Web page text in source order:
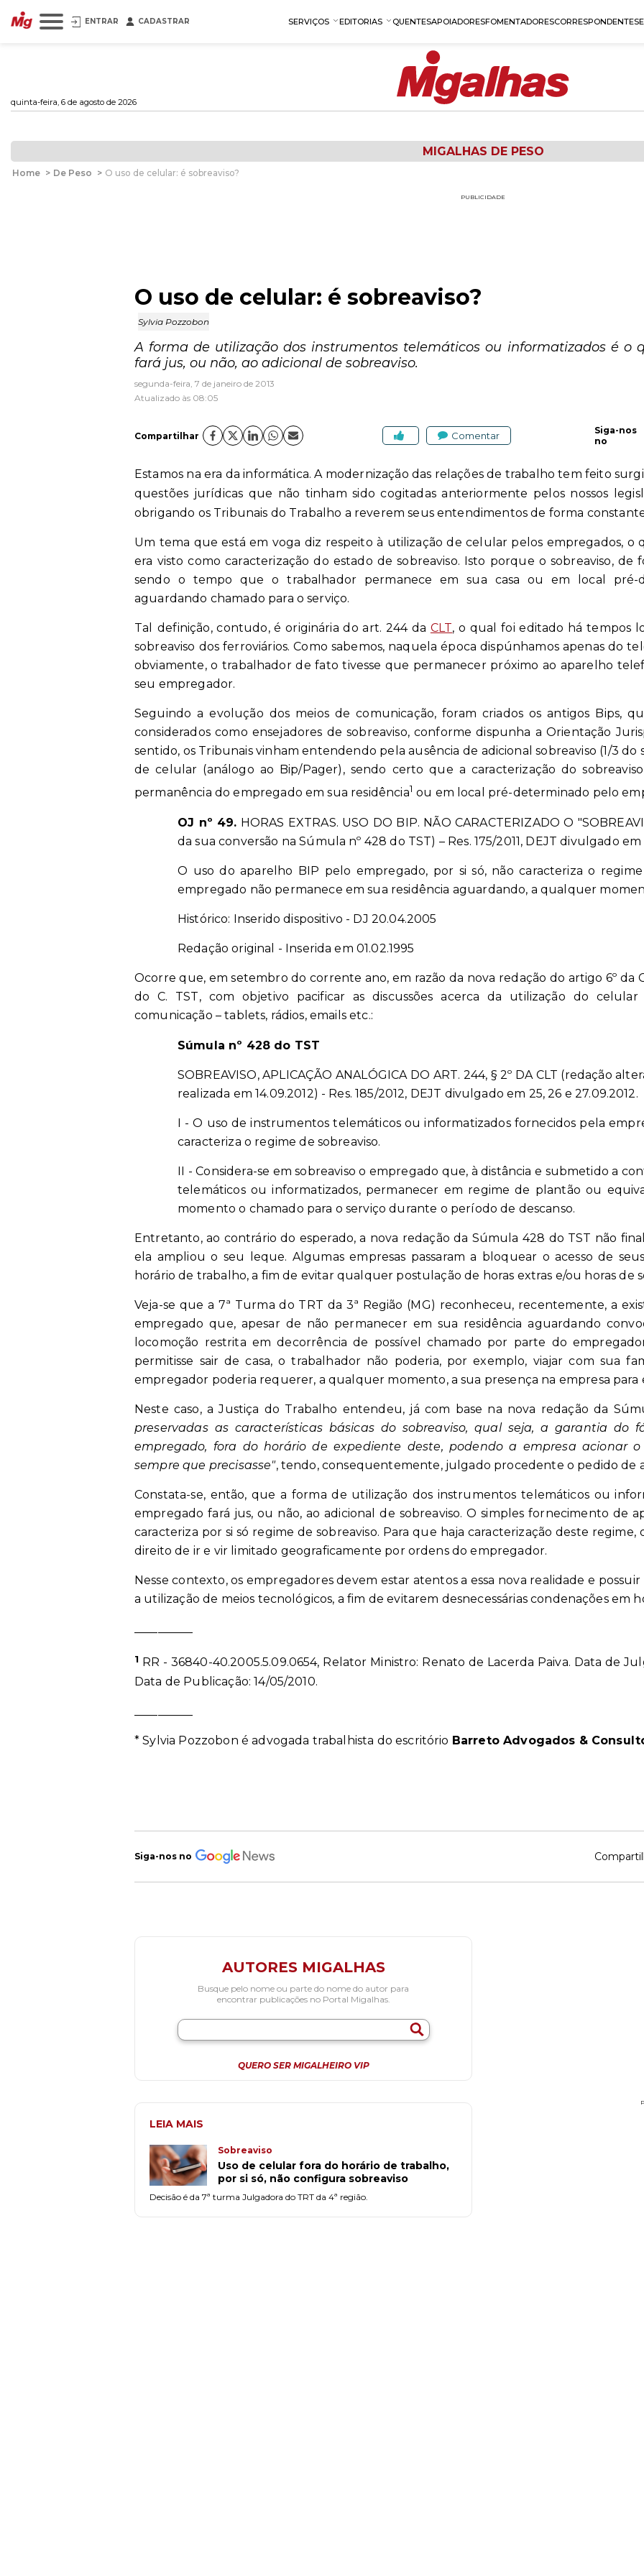
ENTRAR CADASTRAR SERVIÇOS EDITORIAS QUENTESAPOIADORESFOMENTADORESCORRESPONDENTES
quinta-feira, 6 de agosto de 2026
MIGALHAS DE PESO
Home > De Peso > O uso de celular: é sobreaviso?
PUBLICIDADE
O uso de celular: é sobreaviso?
Sylvia Pozzobon
A forma de utilização dos instrumentos telemáticos ou informatizados é o
fará jus, ou não, ao adicional de sobreaviso.
segunda-feira, 7 de janeiro de 2013
Atualizado às 08:05
Compartilhar Comentar
Siga-nos
no
Estamos na era da informática. A modernização das relações de trabalho tem feito
questões jurídicas que não tinham sido cogitadas anteriormente pelos nossos
obrigando os Tribunais do Trabalho a reverem seus entendimentos de forma
Um tema que está em voga diz respeito à utilização de celular pelos empregados,
era visto como caracterização do estado de sobreaviso. Isto porque o sobreaviso, de
sendo o tempo que o trabalhador permanece em sua casa ou em local pré-
aguardando chamado para o serviço.
Tal definição, contudo, é originária do art. 244 da CLT, o qual foi editado há tempos
sobreaviso dos ferroviários. Como sabemos, naquela época dispúnhamos apenas do
obviamente, o trabalhador de fato tivesse que permanecer próximo ao aparelho
seu empregador.
Seguindo a evolução dos meios de comunicação, foram criados os antigos Bips,
considerados como ensejadores de sobreaviso, conforme dispunha a Orientação
sentido, os Tribunais vinham entendendo pela ausência de adicional sobreaviso (1/3 do
de celular (análogo ao Bip/Pager), sendo certo que a caracterização do
permanência do empregado em sua residência1 ou em local pré-determinado pelo
OJ nº 49. HORAS EXTRAS. USO DO BIP. NÃO CARACTERIZADO O
da sua conversão na Súmula nº 428 do TST) – Res. 175/2011, DEJT divulgado em
O uso do aparelho BIP pelo empregado, por si só, não caracteriza o
empregado não permanece em sua residência aguardando, a qualquer
Histórico: Inserido dispositivo - DJ 20.04.2005
Redação original - Inserida em 01.02.1995
Ocorre que, em setembro do corrente ano, em razão da nova redação do artigo 6º da
do C. TST, com objetivo pacificar as discussões acerca da utilização do
comunicação – tablets, rádios, emails etc.:
Súmula nº 428 do TST
SOBREAVISO, APLICAÇÃO ANALÓGICA DO ART. 244, § 2º DA CLT (redação
realizada em 14.09.2012) - Res. 185/2012, DEJT divulgado em 25, 26 e 27.09.2012.
I - O uso de instrumentos telemáticos ou informatizados fornecidos pela
caracteriza o regime de sobreaviso.
II - Considera-se em sobreaviso o empregado que, à distância e submetido a
telemáticos ou informatizados, permanecer em regime de plantão ou
momento o chamado para o serviço durante o período de descanso.
Entretanto, ao contrário do esperado, a nova redação da Súmula 428 do TST não
ela ampliou o seu leque. Algumas empresas passaram a bloquear o acesso de
horário de trabalho, a fim de evitar qualquer postulação de horas extras e/ou horas de
Veja-se que a 7ª Turma do TRT da 3ª Região (MG) reconheceu, recentemente, a
empregado que, apesar de não permanecer em sua residência aguardando
locomoção restrita em decorrência de possível chamado por parte do
permitisse sair de casa, o trabalhador não poderia, por exemplo, viajar com sua
empregador poderia requerer, a qualquer momento, a sua presença na empresa para
Neste caso, a Justiça do Trabalho entendeu, já com base na nova redação da
preservadas as características básicas do sobreaviso, qual seja, a garantia do
empregado, fora do horário de expediente deste, podendo a empresa acionar
sempre que precisasse", tendo, consequentemente, julgado procedente o pedido de
Constata-se, então, que a forma de utilização dos instrumentos telemáticos ou
empregado fará jus, ou não, ao adicional de sobreaviso. O simples fornecimento de
caracteriza por si só regime de sobreaviso. Para que haja caracterização deste
direito de ir e vir limitado geograficamente por ordens do empregador.
Nesse contexto, os empregadores devem estar atentos a essa nova realidade e
a utilização de meios tecnológicos, a fim de evitarem desnecessárias condenações em
1 RR - 36840-40.2005.5.09.0654, Relator Ministro: Renato de Lacerda Paiva. Data de
Data de Publicação: 14/05/2010.
*Sylvia Pozzobon é advogada trabalhista do escritório Barreto Advogados &
Siga-nos no
AUTORES MIGALHAS
Busque pelo nome ou parte do nome do autor para
encontrar publicações no Portal Migalhas.
QUERO SER MIGALHEIRO VIP
LEIA MAIS
Sobreaviso
Uso de celular fora do horário de trabalho,
por si só, não configura sobreaviso
Decisão é da 7ª turma Julgadora do TRT da 4ª região.